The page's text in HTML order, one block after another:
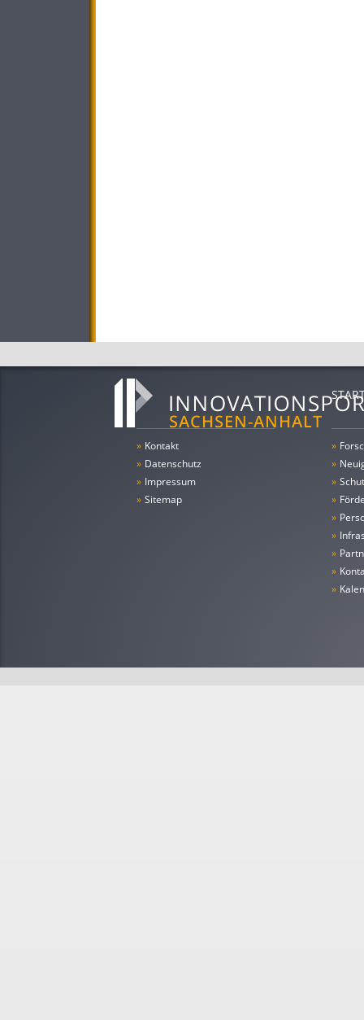
» Kontakt
» Datenschutz
» Impressum
» Sitemap
»
»
»
»
»
»
»
»
»